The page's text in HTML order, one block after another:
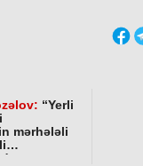
“Yerli
mərhələli